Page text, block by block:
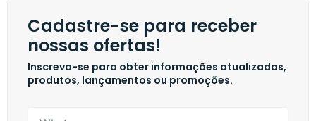
Cadastre-se para receber
nossas ofertas!
Inscreva-se para obter informações atualizadas,
produtos, lançamentos ou promoções.